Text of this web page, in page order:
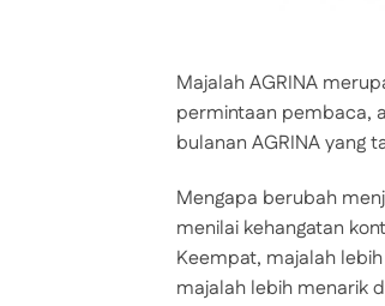
Majalah AGRINA
permintaan pembaca,
bulanan AGRINA yang
Mengapa berubah
menilai kehangatan
Keempat, majalah
majalah lebih menarik